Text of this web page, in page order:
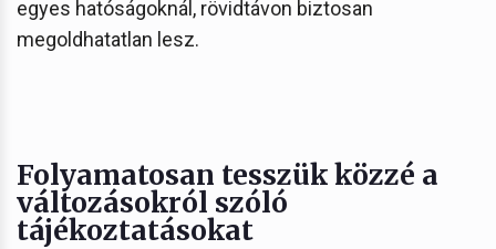
egyes hatóságoknál, rövidtávon biztosan
megoldhatatlan lesz.
Folyamatosan tesszük közzé a
változásokról szóló
tájékoztatásokat